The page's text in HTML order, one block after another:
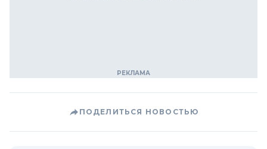
ПОДЕЛИТЬСЯ НОВОСТЬЮ